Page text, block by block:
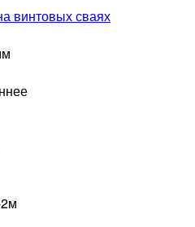
винтовых сваях